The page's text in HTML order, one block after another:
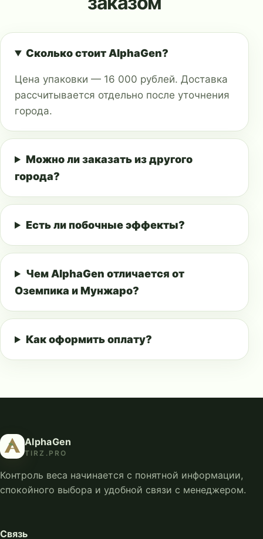
Сколько стоит AlphaGen?
Цена упаковки — 16 000 рублей. Доставка
рассчитывается отдельно после уточнения
города.
Можно ли заказать из другого
города?
Есть ли побочные эффекты?
Чем AlphaGen отличается от
Оземпика и Мунжаро?
Как оформить оплату?
AlphaGen
TIRZ.PRO
Контроль веса начинается с понятной информации,
спокойного выбора и удобной связи с менеджером.
Связь